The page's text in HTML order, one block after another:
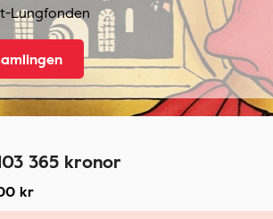
Lungfonden
365 kronor
kr